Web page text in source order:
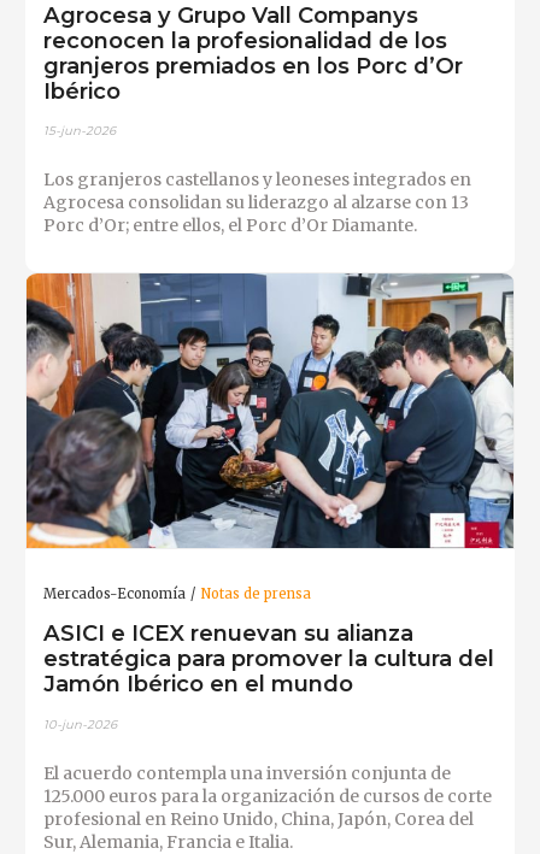
Agrocesa y Grupo Vall Companys
reconocen la profesionalidad de los
granjeros premiados en los Porc d’Or
Ibérico
15-jun-2026
Los granjeros castellanos y leoneses integrados en
Agrocesa consolidan su liderazgo al alzarse con 13
Porc d’Or; entre ellos, el Porc d’Or Diamante.
Mercados-Economía Notas de prensa
ASICI e ICEX renuevan su alianza
estratégica para promover la cultura del
Jamón Ibérico en el mundo
10-jun-2026
El acuerdo contempla una inversión conjunta de
125.000 euros para la organización de cursos de corte
profesional en Reino Unido, China, Japón, Corea del
Sur, Alemania, Francia e Italia.